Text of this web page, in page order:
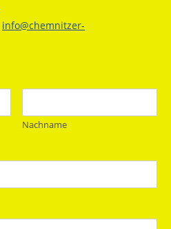
info@chemnitzer-
Nachname